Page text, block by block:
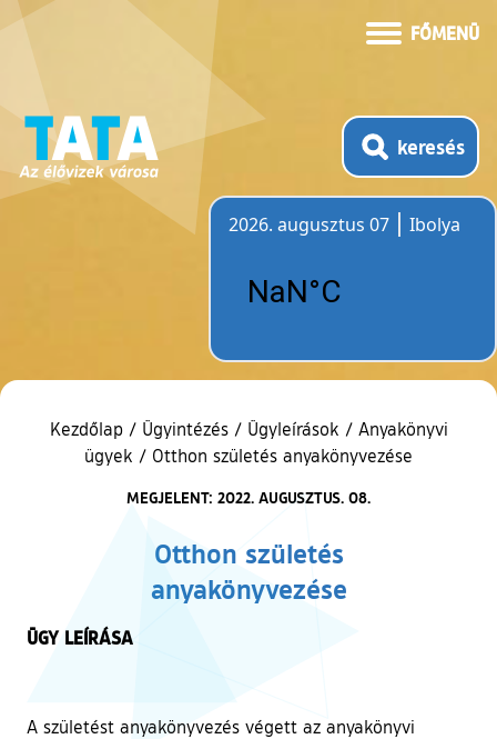
FŐMENÜ
keresés
2026. augusztus 07
Ibolya
Kezdőlap / Ügyintézés / Ügyleírások / Anyakönyvi
ügyek / Otthon születés anyakönyvezése
MEGJELENT: 2022. AUGUSZTUS. 08.
Otthon születés
anyakönyvezése
ÜGY LEÍRÁSA
A születést anyakönyvezés végett az anyakönyvi